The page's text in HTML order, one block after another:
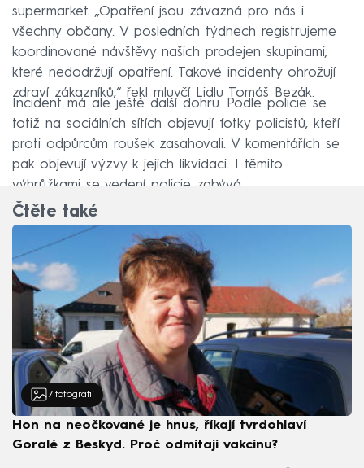
supermarket. „Opatření jsou závazná pro nás i
všechny občany. V posledních týdnech registrujeme
koordinované návštěvy našich prodejen skupinami,
které nedodržují opatření. Takové incidenty ohrožují
zdraví zákazníků,“ řekl mluvčí Lidlu Tomáš Bezák.
Incident má ale ještě další dohru. Podle policie se
totiž na sociálních sítích objevují fotky policistů, kteří
proti odpůrcům roušek zasahovali. V komentářích se
pak objevují výzvy k jejich likvidaci. I těmito
výhrůžkami se vedení policie zabývá.
Čtěte také
7 fotografií
Hon na neočkované je hnus, říkají tvrdohlaví
Goralé z Beskyd. Proč odmítají vakcínu?